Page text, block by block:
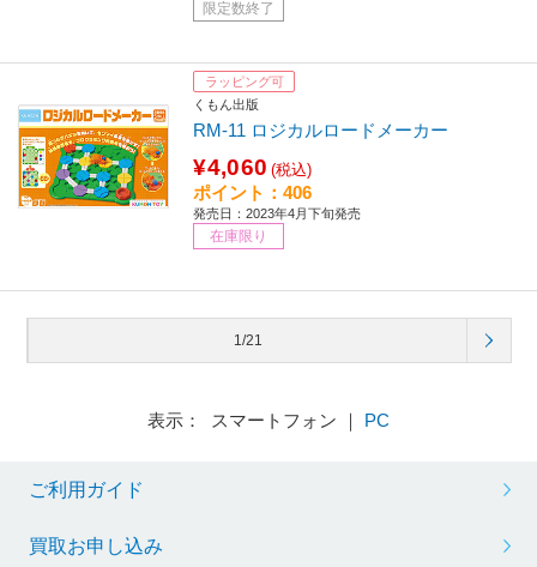
限定数終了
ラッピング可
くもん出版
RM-11 ロジカルロードメーカー
¥4,060 (税込)
ポイント：406
発売日：2023年4月下旬発売
在庫限り
1/21
表示： スマートフォン ｜ PC
ご利用ガイド
買取お申し込み